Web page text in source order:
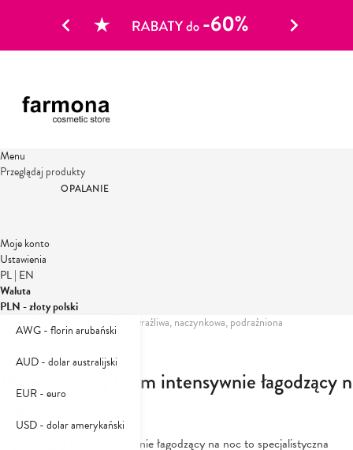
Menu
Przeglądaj produkty
OPALANIE
Moje konto
Ustawienia
PL| EN
Waluta
PLN - złoty polski
AWG - florin arubański
AUD - dolar australijski
EUR - euro
USD - dolar amerykański
Strona główna Twarz Cera wrażliwa, naczynkowa, podrażniona
Nivelazione
Regenerujący krem intensywnie łagodzący
Regenerujący krem intensywnie łagodzący na noc to specjalistyczna